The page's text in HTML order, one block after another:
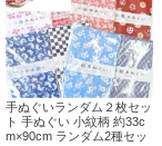
手ぬぐいランダム２枚セッ
ト 手ぬぐい 小紋柄 約33c
m×90cm ランダム2種セッ